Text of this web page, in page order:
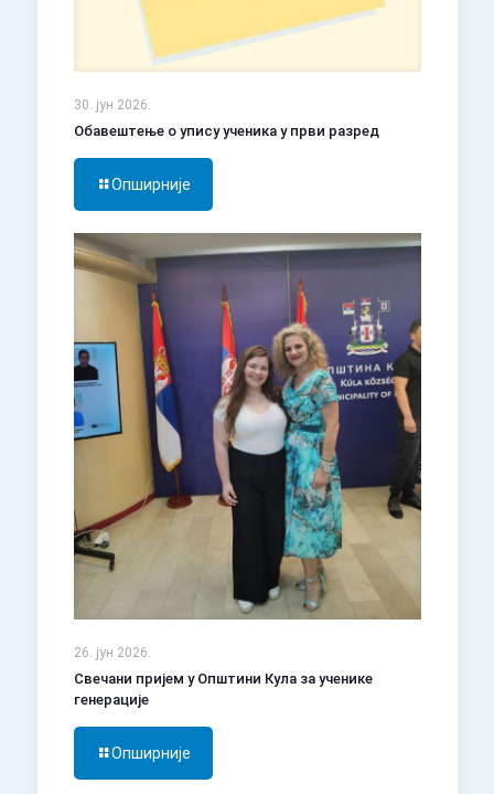
30. јун 2026.
Обавештење о упису ученика у први разред
Опширније
26. јун 2026.
Свечани пријем у Општини Кула за ученике
генерације
Опширније